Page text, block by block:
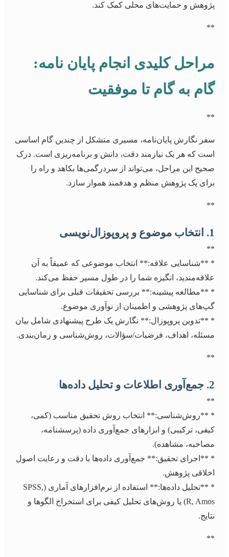
پژوهش و حمایت‌های محلی کمک کند.
**
مراحل کلیدی انجام پایان نامه:
گام به گام تا موفقیت
**
سفر نگارش پایان‌نامه، مسیری متشکل از چندین گام اساسی
است که هر یک نیازمند دقت، دانش و برنامه‌ریزی است. درک
صحیح این مراحل، می‌تواند از سردرگمی‌ها بکاهد و راه را
برای یک پژوهش منظم و هدفمند هموار سازد.
**
1. انتخاب موضوع و پروپوزال‌نویسی
**
* **شناسایی علاقه:** انتخاب موضوعی که عمیقاً به آن
علاقه‌مندید، انگیزه شما را در طول مسیر حفظ می‌کند.
* **مطالعه پیشینه:** بررسی تحقیقات قبلی برای شناسایی
گپ‌های پژوهشی و اطمینان از نوآوری موضوع.
* **تدوین پروپوزال:** نگارش یک طرح پیشنهادی شامل بیان
مسئله، اهداف، فرضیات/سؤالات، روش‌شناسی و زمان‌بندی.
**
2. جمع‌آوری اطلاعات و تحلیل داده‌ها
**
* **روش‌شناسی:** انتخاب روش تحقیق مناسب (کمی،
کیفی، ترکیبی) و ابزارهای جمع‌آوری داده (پرسشنامه،
مصاحبه، مشاهده).
* **اجرای تحقیق:** جمع‌آوری داده‌ها با دقت و رعایت اصول
اخلاقی پژوهش.
* **تحلیل داده‌ها:** استفاده از نرم‌افزارهای آماری (SPSS,
R, Amos) یا روش‌های تحلیل کیفی برای استخراج الگوها و
نتایج.
**